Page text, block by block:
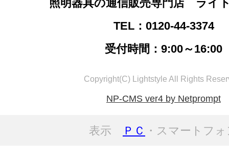
照明器具の通信販売専門店 ライ
TEL：0120-44-3374
受付時間：9:00～16:00
Copyright(C) Lightstyle All Rights
NP-CMS ver4 by Netprompt
表示 ＰＣ ・スマートフ